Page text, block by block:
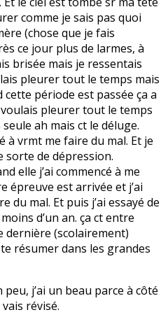
comme je sais pas quoi
(chose que je fais
ce jour plus de larmes, à
brisée mais je ressentais
pleurer tout le temps mais
période est passée ça a
pleurer tout le temps
seule ah mais ct le déluge.
à vrmt me faire du mal. Et je
sorte de dépression.
elle j’ai commencé à me
épreuve est arrivée et j’ai
du mal. Et puis j’ai essayé de
d’un an. ça ct entre
dernière (scolairement)
résumer dans les grandes
j’ai un beau parce à côté
révisé.